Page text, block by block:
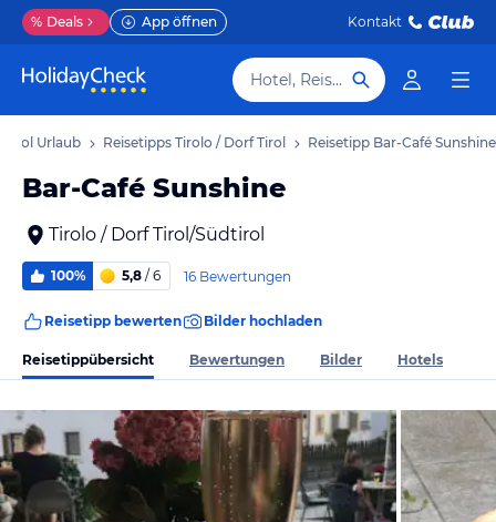
% Deals App öffnen Kontakt
Hotel, Reiseziel
Tirol Urlaub Reisetipps Tirolo / Dorf Tirol Reisetipp Bar-Café Sunshine
Bar-Café Sunshine
Tirolo / Dorf Tirol/Südtirol
100% 5,8 / 6 16 Bewertungen
Reisetipp bewerten Bilder hochladen
Reisetippübersicht Bewertungen Bilder Hotels